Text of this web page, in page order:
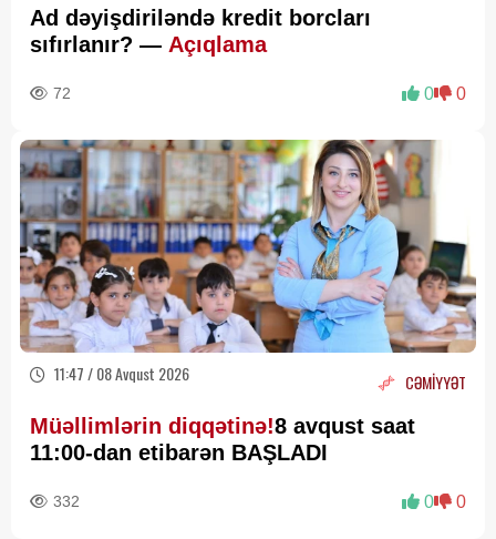
Ad dəyişdiriləndə kredit borcları
sıfırlanır? — Açıqlama
72 0 0
11:47 / 08 Avqust 2026 CƏMİYYƏT
Müəllimlərin diqqətinə!8 avqust saat
11:00-dan etibarən BAŞLADI
332 0 0